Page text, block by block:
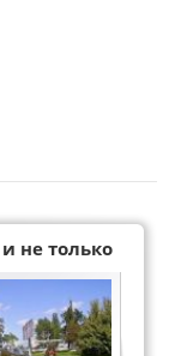
не только